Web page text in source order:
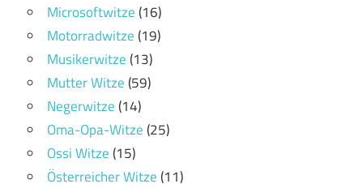
Microsoftwitze(16)
Motorradwitze(19)
Musikerwitze(13)
Mutter Witze(59)
Negerwitze(14)
Oma-Opa-Witze(25)
Ossi Witze(15)
Österreicher Witze(11)